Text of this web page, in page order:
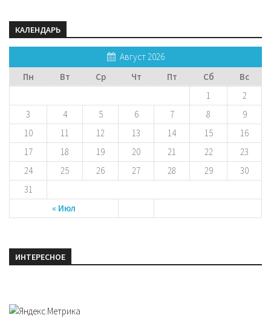
КАЛЕНДАРЬ
Август 2026
Пн
Вт Ср Чт Пт Сб Вс
« Июл
1
2
3
4 5 6 7 8
9
10
11 12 13 14 15
16
17
18 19 20 21 22
23
24
25 26 27 28 29
30
31
ИНТЕРЕСНОЕ